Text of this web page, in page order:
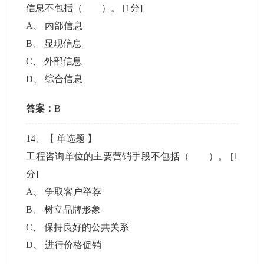
信息不包括（ ）。 [1分]
A
内部信息
B
显现信息
C 、外部信息
D 、综合信息
答案：B
14 、【单选题 】
工程咨询单位的主要营销手段不包括（ ）。 [1
分]
A
、争取客户举荐
B 、树立品牌形象
C 、保持良好的公共关系
D 、进行价格促销